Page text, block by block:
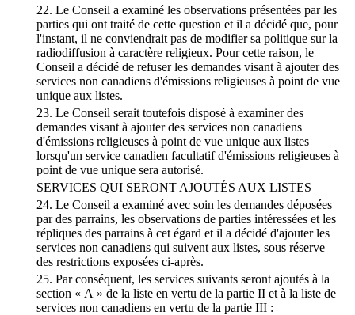
22. Le Conseil a examiné les observations présentées par les
parties qui ont traité de cette question et il a décidé que, pour
l'instant, il ne conviendrait pas de modifier sa politique sur la
radiodiffusion à caractère religieux. Pour cette raison, le
Conseil a décidé de refuser les demandes visant à ajouter des
services non canadiens d'émissions religieuses à point de vue
unique aux listes.
23. Le Conseil serait toutefois disposé à examiner des
demandes visant à ajouter des services non canadiens
d'émissions religieuses à point de vue unique aux listes
lorsqu'un service canadien facultatif d'émissions religieuses à
point de vue unique sera autorisé.
SERVICES QUI SERONT AJOUTÉS AUX LISTES
24. Le Conseil a examiné avec soin les demandes déposées
par des parrains, les observations de parties intéressées et les
répliques des parrains à cet égard et il a décidé d'ajouter les
services non canadiens qui suivent aux listes, sous réserve
des restrictions exposées ci-après.
25. Par conséquent, les services suivants seront ajoutés à la
section « A » de la liste en vertu de la partie II et à la liste de
services non canadiens en vertu de la partie III :